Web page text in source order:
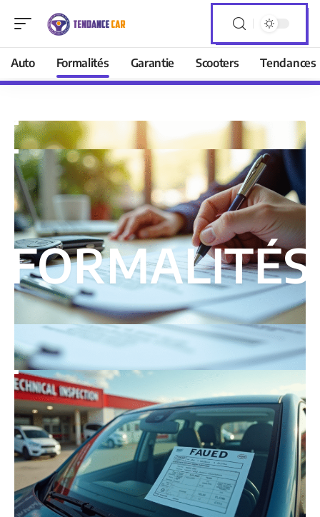
Auto Formalités Garantie Scooters Tendances
FORMALITÉS
Récupérer ses points de permis : délais et
étapes à connaître